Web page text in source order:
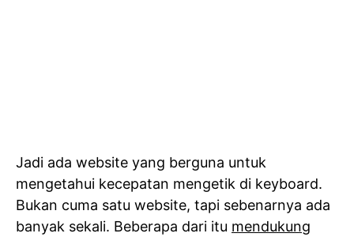
Jadi ada website yang berguna untuk
mengetahui kecepatan mengetik di keyboard.
Bukan cuma satu website, tapi sebenarnya ada
banyak sekali. Beberapa dari itu mendukung